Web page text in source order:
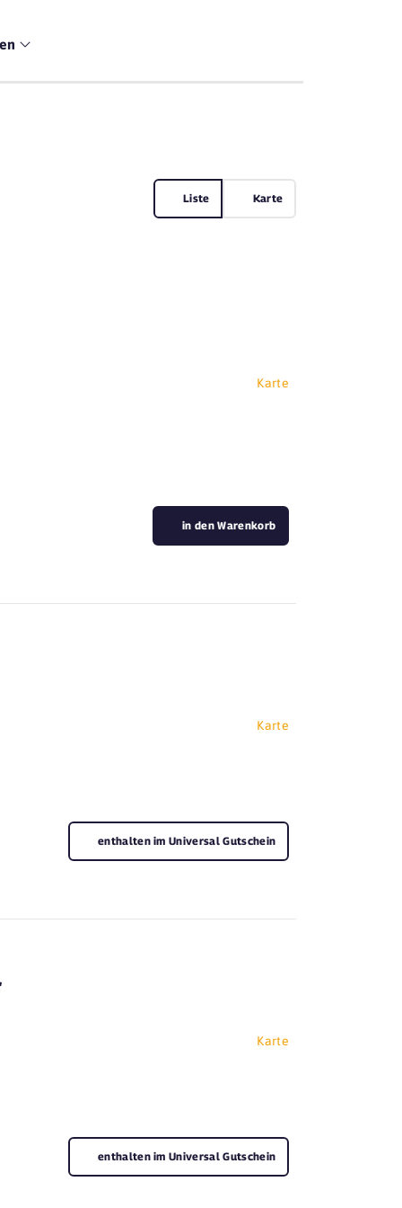
Liste Karte
Karte
in den Warenkorb
Karte
enthalten im Universal Gutschein
Karte
enthalten im Universal Gutschein